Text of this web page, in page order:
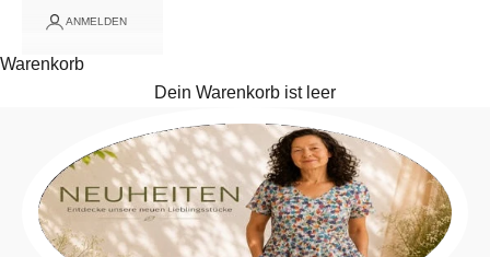
ANMELDEN
Warenkorb
Dein Warenkorb ist leer